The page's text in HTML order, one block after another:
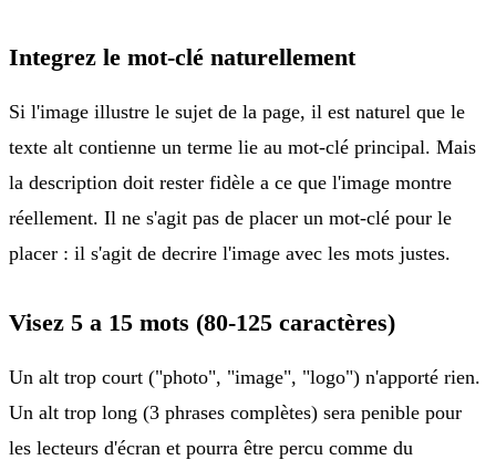
Integrez le mot-clé naturellement
Si l'image illustre le sujet de la page, il est naturel que le
texte alt contienne un terme lie au mot-clé principal. Mais
la description doit rester fidèle a ce que l'image montre
réellement. Il ne s'agit pas de placer un mot-clé pour le
placer : il s'agit de decrire l'image avec les mots justes.
Visez 5 a 15 mots (80-125 caractères)
Un alt trop court ("photo", "image", "logo") n'apporté rien.
Un alt trop long (3 phrases complètes) sera penible pour
les lecteurs d'écran et pourra être percu comme du